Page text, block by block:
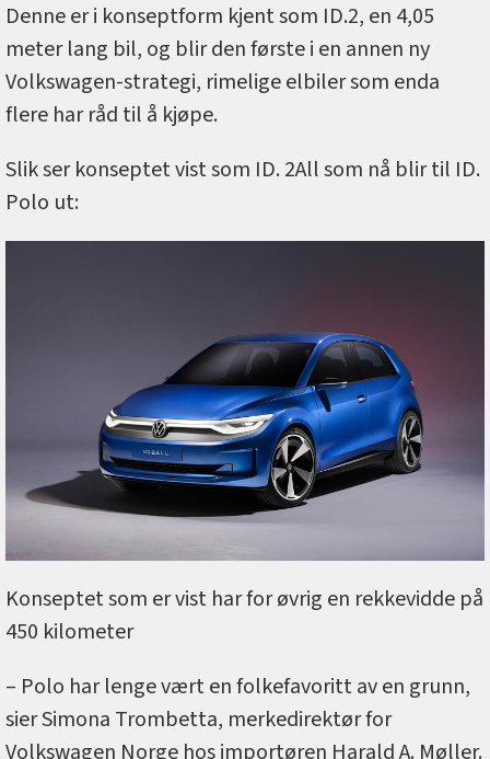
Denne er i konseptform kjent som ID.2, en 4,05
meter lang bil, og blir den første i en annen ny
Volkswagen-strategi, rimelige elbiler som enda
flere har råd til å kjøpe.
Slik ser konseptet vist som ID. 2All som nå blir til ID.
Polo ut:
Konseptet som er vist har for øvrig en rekkevidde på
450 kilometer
– Polo har lenge vært en folkefavoritt av en grunn,
sier Simona Trombetta, merkedirektør for